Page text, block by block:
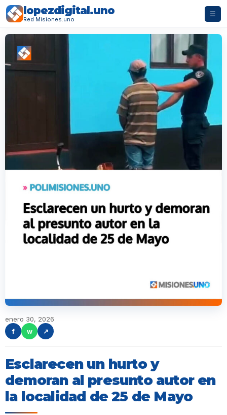
lopezdigital.uno
Red Misiones.uno
☰
enero 30, 2026
f
w ↗
Esclarecen un hurto y
demoran al presunto autor en
la localidad de 25 de Mayo